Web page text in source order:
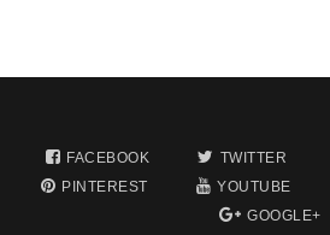
FACEBOOK TWITTER
PINTEREST
YOUTUBE
GOOGLE+